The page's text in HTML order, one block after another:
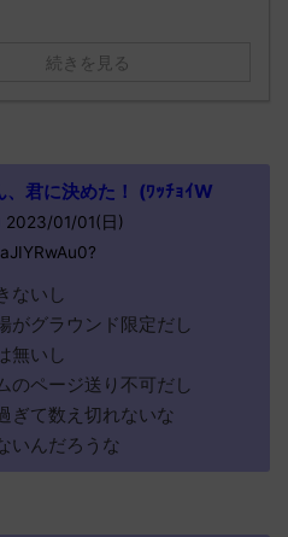
続きを見る
君に決めた！ (ﾜｯﾁｮｲW
2023/01/01(日)
ないし
がグラウンド限定だし
無いし
のページ送り不可だし
ぎて数え切れないな
いんだろうな